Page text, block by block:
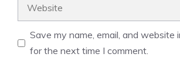
Save my name, email, and website
for the next time I comment.